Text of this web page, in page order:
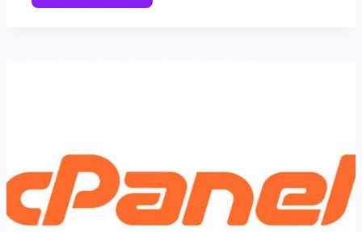
5.8.3
WORDPRESS
最
新
版